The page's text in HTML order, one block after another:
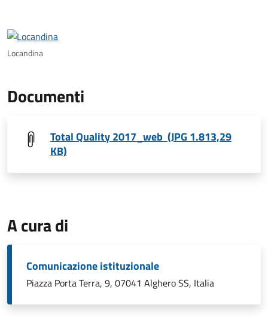
Locandina
Documenti
Total Quality 2017_web (JPG 1.813,29
KB)
A cura di
Comunicazione istituzionale
Piazza Porta Terra, 9, 07041 Alghero SS, Italia